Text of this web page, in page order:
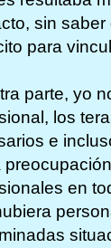
sin
para
parte, yo
los
e
en